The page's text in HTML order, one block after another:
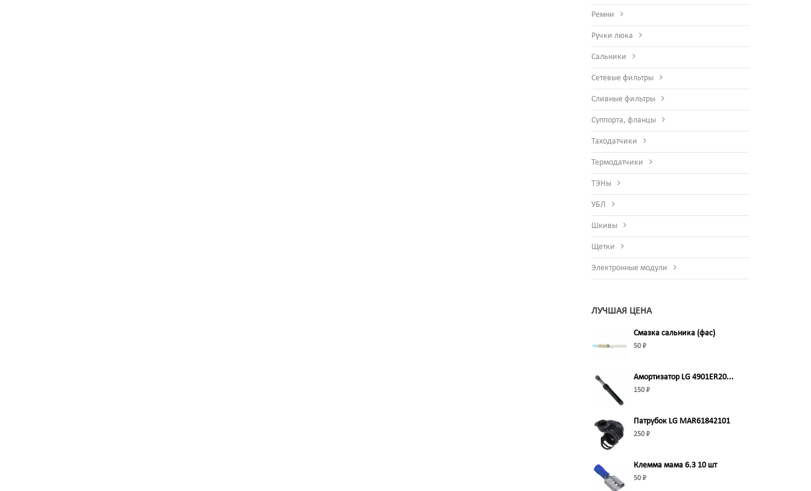
Ремни
Ручки люка
Сальники
Сетевые фильтры
Сливные фильтры
Суппорта, фланцы
Таходатчики
Термодатчики
ТЭНы
УБЛ
Шкивы
Щетки
Электронные модули
ЛУЧШАЯ ЦЕНА
Смазка сальника (фас)
50 ₽
Амортизатор LG 4901ER20...
150 ₽
Патрубок LG MAR61842101
250 ₽
Клемма мама 6.3 10 шт
50 ₽